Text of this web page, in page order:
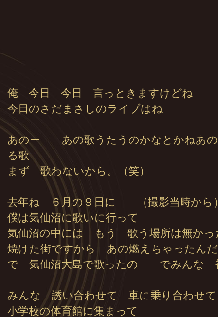
俺 今日 今日 言っときますけどね
今日のさだまさしのライブはね
あのー あの歌うたうのかなとかねあの
る歌
まず 歌わないから。（笑）
去年ね ６月の９日に （撮影当時から
僕は気仙沼に歌いに行って
気仙沼の中には もう 歌う場所は無かっ
焼けた街ですから あの燃えちゃったん
で 気仙沼大島で歌ったの でみんな 被
みんな 誘い合わせて 車に乗り合わせて
小学校の体育館に集まって